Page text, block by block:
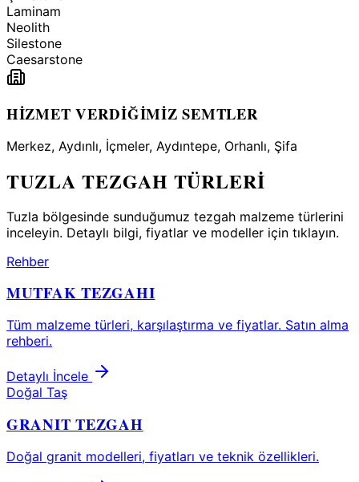
Laminam
Neolith
Silestone
Caesarstone
HİZMET VERDİĞİMİZ SEMTLER
Merkez, Aydınlı, İçmeler, Aydıntepe, Orhanlı, Şifa
TUZLA TEZGAH TÜRLERİ
Tuzla bölgesinde sunduğumuz tezgah malzeme türlerini
inceleyin. Detaylı bilgi, fiyatlar ve modeller için tıklayın.
Rehber
MUTFAK TEZGAHI
Tüm malzeme türleri, karşılaştırma ve fiyatlar. Satın alma
rehberi.
Detaylı İncele
Doğal Taş
GRANIT TEZGAH
Doğal granit modelleri, fiyatları ve teknik özellikleri.